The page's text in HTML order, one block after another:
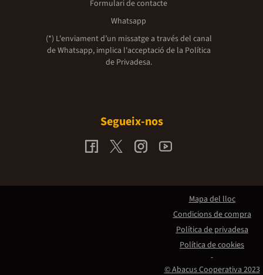
Formulari de contacte
Whatsapp
(*) L'enviament d’un missatge a través del canal
de Whatsapp, implica l'acceptació de la Política
de Privadesa.
Segueix-nos
© Abacus Cooperativa 2023
Mapa del lloc
Condicions de compra
Política de privadesa
Política de cookies